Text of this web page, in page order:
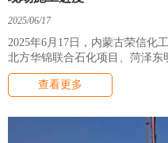
2025/06/17
2025年6月17日，内蒙古荣信化
北方华锦联合石化项目、菏泽东
查看更多